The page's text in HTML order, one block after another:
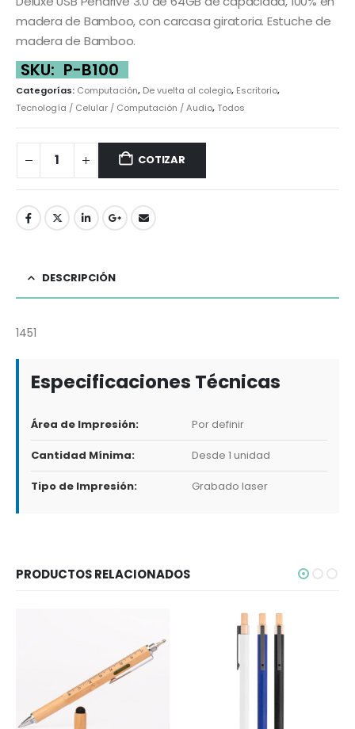
madera de Bamboo, con carcasa giratoria. Estuche de
madera de Bamboo.
SKU: P-B100
Categorías: Computación, De vuelta al colegio, Escritorio,
Tecnología / Celular / Computación / Audio,Todos
COTIZAR
DESCRIPCIÓN
1451
Especificaciones Técnicas
Área de Impresión: Por definir
Cantidad Mínima: Desde 1 unidad
Tipo de Impresión: Grabado laser
PRODUCTOS RELACIONADOS